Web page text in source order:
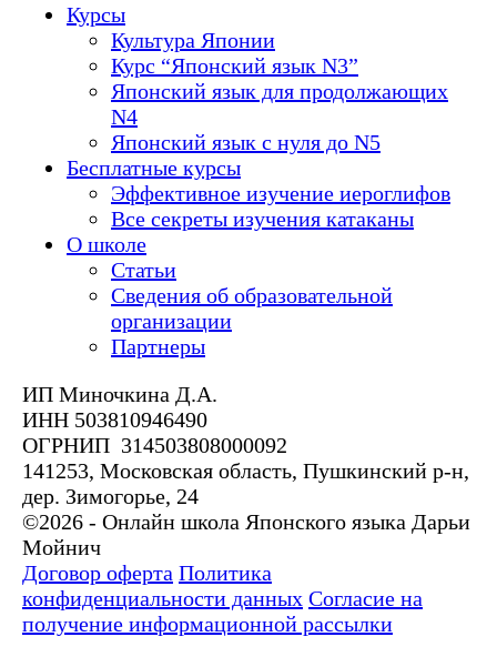
Курсы
Культура Японии
Курс “Японский язык N3”
Японский язык для продолжающих
N4
Японский язык с нуля до N5
Бесплатные курсы
Эффективное изучение иероглифов
Все секреты изучения катаканы
О школе
Статьи
Сведения об образовательной
организации
Партнеры
ИП Миночкина Д.А.
ИНН 503810946490
ОГРНИП 314503808000092
141253, Московская область, Пушкинский р-н,
дер. Зимогорье, 24
©2026 - Онлайн школа Японского языка Дарьи
Мойнич
Договор оферта Политика
конфиденциальности данных Согласие на
получение информационной рассылки